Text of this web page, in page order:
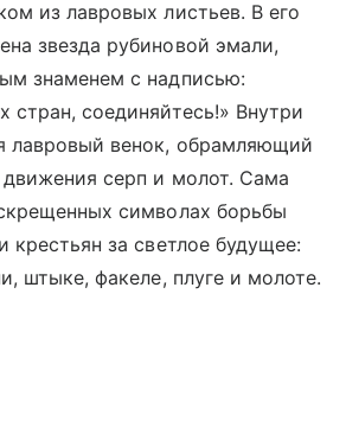
из лавровых листьев. В его
звезда рубиновой эмали,
знаменем с надписью:
стран, соединяйтесь!» Внутри
лавровый венок, обрамляющий
серп и молот. Сама
символах борьбы
крестьян за светлое будущее:
штыке, факеле, плуге и молоте.